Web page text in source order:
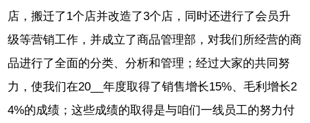
店，搬迁了1个店并改造了3个店，同时还进行了会员升
级等营销工作，并成立了商品管理部，对我们所经营的商
品进行了全面的分类、分析和管理；经过大家的共同努
力，使我们在20__年度取得了销售增长15%、毛利增长2
4%的成绩；这些成绩的取得是与咱们一线员工的努力付